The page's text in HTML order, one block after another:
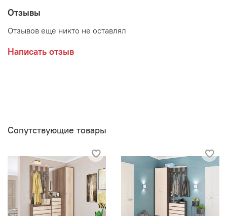
Отзывы
Отзывов еще никто не оставлял
Написать отзыв
Сопутствующие товары